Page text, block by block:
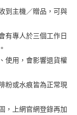
行
業銀行
行
行
業銀行
）商業銀行
業銀行
業銀行
行
業銀行
行
業銀行
到主機／贈品，可與
有專人於三個工作日
使用，會影響退貨權
粉或水痕皆為正常現
，上網官網登錄再加